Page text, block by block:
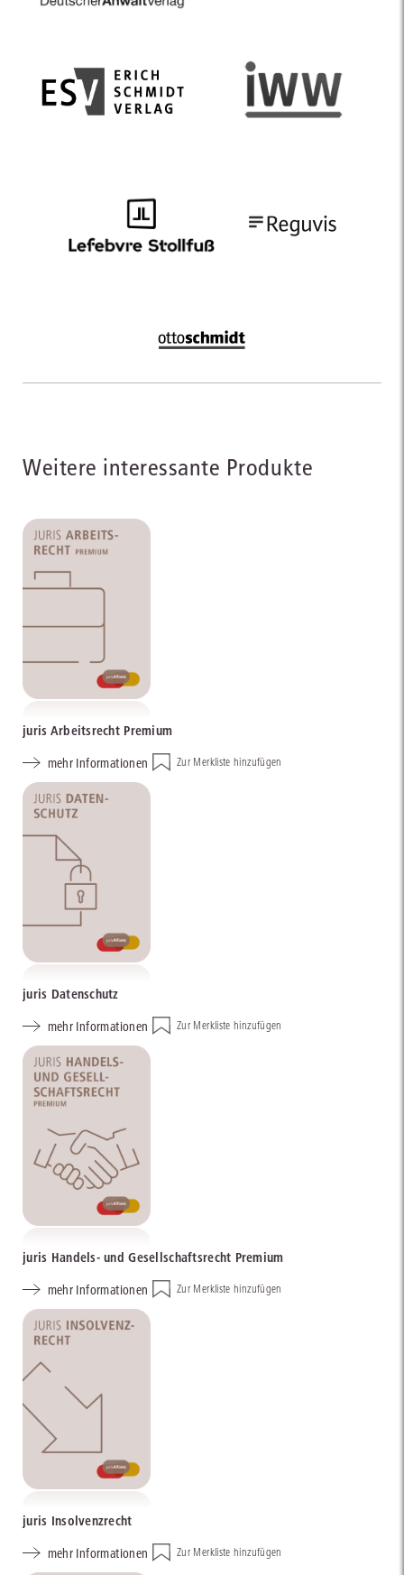
Weitere interessante Produkte
juris Arbeitsrecht Premium
mehr Informationen
Zur Merkliste hinzufügen
juris Datenschutz
mehr Informationen
Zur Merkliste hinzufügen
juris Handels- und Gesellschaftsrecht Premium
mehr Informationen
Zur Merkliste hinzufügen
juris Insolvenzrecht
mehr Informationen
Zur Merkliste hinzufügen